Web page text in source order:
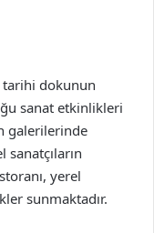
tarihi dokunun
sanat etkinlikleri
galerilerinde
yerel
sunmaktadır.